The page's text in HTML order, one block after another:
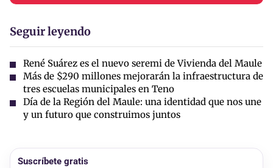
Seguir leyendo
René Suárez es el nuevo seremi de Vivienda del Maule
Más de $290 millones mejorarán la infraestructura de
tres escuelas municipales en Teno
Día de la Región del Maule: una identidad que nos une
y un futuro que construimos juntos
Suscríbete gratis